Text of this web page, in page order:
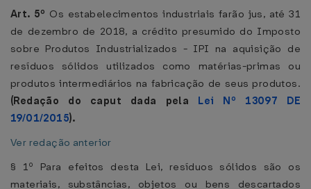
Art. 5º Os estabelecimentos industriais farão jus, até 31
de dezembro de 2018, a crédito presumido do Imposto
sobre Produtos Industrializados - IPI na aquisição de
resíduos sólidos utilizados como matérias-primas ou
produtos intermediários na fabricação de seus produtos.
(Redação do caput dada pela Lei Nº 13097 DE
19/01/2015).
Ver redação anterior
§ 1º Para efeitos desta Lei, resíduos sólidos são os
materiais, substâncias, objetos ou bens descartados